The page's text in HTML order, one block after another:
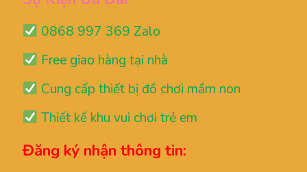
0868 997 369 Zalo
Free giao hàng tại nhà
Cung cấp thiết bị đồ chơi mầm non
Thiết kế khu vui chơi trẻ em
Đăng ký nhận thông tin: